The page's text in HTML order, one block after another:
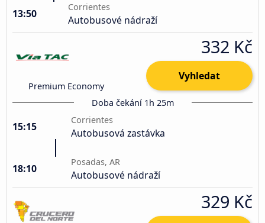
13:50
Corrientes
Autobusové nádraží
Premium Economy
332 Kč
Vyhledat
Doba čekání 1h 25m
15:15
Corrientes
Autobusová zastávka
18:10
Posadas, AR
Autobusové nádraží
329 Kč